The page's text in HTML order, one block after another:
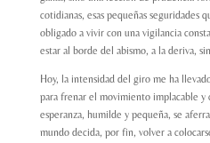
cotidianas, esas pequeñas seguridades
obligado a vivir con una vigilancia
estar al borde del abismo, a la deriva,
Hoy, la intensidad del giro me ha
para frenar el movimiento implacable y
esperanza, humilde y pequeña, se
mundo decida, por fin, volver a